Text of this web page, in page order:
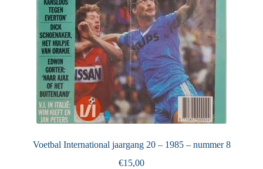
Voetbal International jaargang 20 – 1985 – nummer 8
€15,00